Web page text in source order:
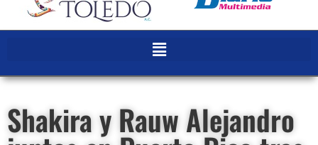
Shakira y Rauw Alejandro